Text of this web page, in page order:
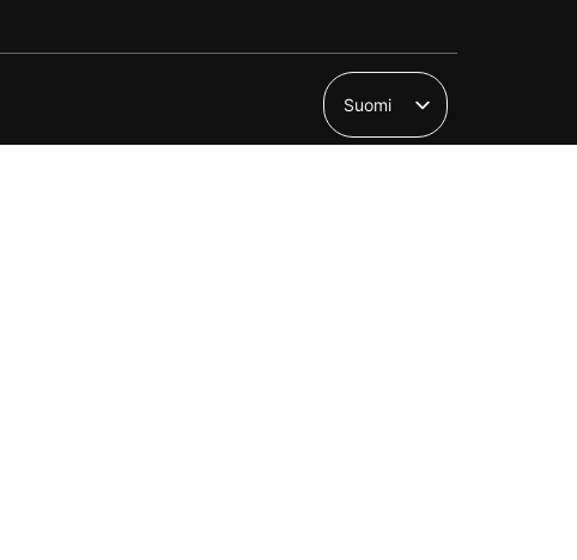
Suomi
English